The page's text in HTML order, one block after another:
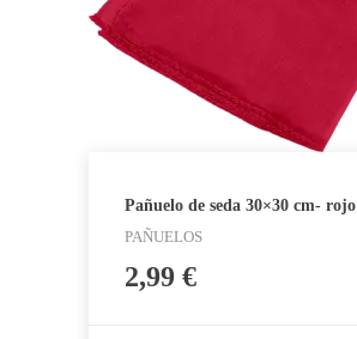
Pañuelo de seda 30×30 cm- rojo
PAÑUELOS
2,99 €